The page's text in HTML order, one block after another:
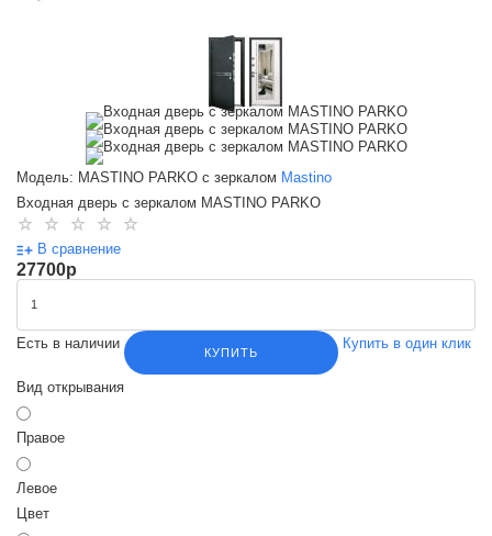
Модель: MASTINO PARKO с зеркалом Mastino
Входная дверь с зеркалом MASTINO PARKO
В сравнение
27700p
Есть в наличии
КУПИТЬ
Купить в один клик
Вид открывания
Правое
Левое
Цвет